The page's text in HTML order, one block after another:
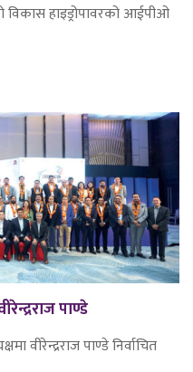
हाइड्रोपावरको आईपीओ
पाण्डे
वीरेन्द्रराज पाण्डे निर्वाचित